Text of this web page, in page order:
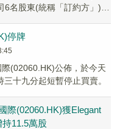
名股東(統稱「訂約方」)訂
停牌
際(02060.HK)公佈，於今天
十九分起短暫停止買賣。
際(02060.HK)獲Elegant
持11.5萬股